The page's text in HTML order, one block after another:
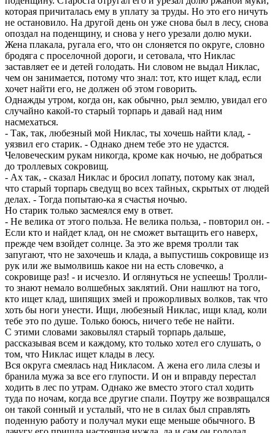
которая причиталась ему в уплату за труды. Но это его ничуть
не остановило. На другой день он уже снова был в лесу, снова
опоздал на поденщину, и снова у него урезали долю муки.
Жена плакала, ругала его, что он слоняется по округе, словно
бродяга с проселочной дороги, и сетовала, что Никлас
заставляет ее и детей голодать. Ни словом не выдал Никлас,
чем он занимается, потому что знал: тот, кто ищет клад, если
хочет найти его, не должен об этом говорить.
Однажды утром, когда он, как обычно, рыл землю, увидал его
случайно какой-то старый торпарь и давай над ним
насмехаться.
- Так, так, любезный мой Никлас, ты хочешь найти клад, -
уязвил его старик. - Однако днем тебе это не удастся.
Человеческим рукам никогда, кроме как ночью, не добраться
до троллевых сокровищ.
- Ах так, - сказал Никлас и бросил лопату, потому как знал,
что старый торпарь сведущ во всех тайных, скрытых от людей
делах. - Тогда попытаю-ка я счастья ночью.
Но старик только засмеялся ему в ответ.
- Не велика от этого польза. Не велика польза, - повторил он. -
Если кто и найдет клад, он не сможет вытащить его наверх,
прежде чем взойдет солнце. За это же время тролли так
запугают, что не захочешь и клада, а выпустишь сокровище из
рук или же вымолвишь какое ни на есть словечко, а
сокровище раз! - и исчезло. И оглянуться не успеешь! Тролли-
то знают немало волшебных заклятий. Они нашлют на того,
кто ищет клад, шипящих змей и прожорливых волков, так что
хоть бы ноги унести. Ищи, любезный Никлас, ищи клад, коли
тебе это по душе. Только боюсь, ничего тебе не найти.
С этими словами заковылял старый торпарь дальше,
рассказывая всем и каждому, кто только хотел его слушать, о
том, что Никлас ищет клады в лесу.
Вся округа смеялась над Никласом. А жена его лила слезы и
бранила мужа за все его глупости. И он и вправду перестал
ходить в лес по утрам. Однако же вместо этого стал ходить
туда по ночам, когда все другие спали. Поутру же возвращался
он такой сонный и усталый, что не в силах был справлять
поденную работу и получал муки еще меньше обычного. В